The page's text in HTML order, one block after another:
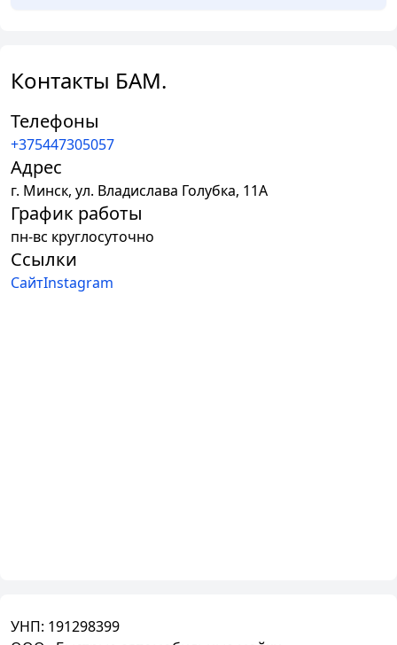
Контакты БАМ.
Телефоны
+375447305057
Адрес
г. Минск, ул. Владислава Голубка, 11А
График работы
пн-вс круглосуточно
Ссылки
СайтInstagram
УНП: 191298399